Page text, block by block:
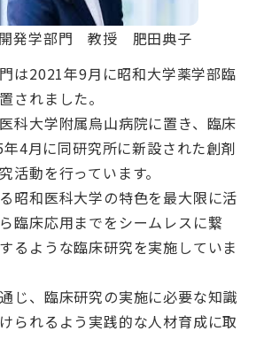
は2021年9月に昭和大学薬学部臨
されました。
科大学附属烏山病院に置き、臨床
4月に同研究所に新設された創剤
活動を行っています。
昭和医科大学の特色を最大限に活
臨床応用までをシームレスに繋
るような臨床研究を実施していま
じ、臨床研究の実施に必要な知識
られるよう実践的な人材育成に取
発学部門 教授 肥田典子